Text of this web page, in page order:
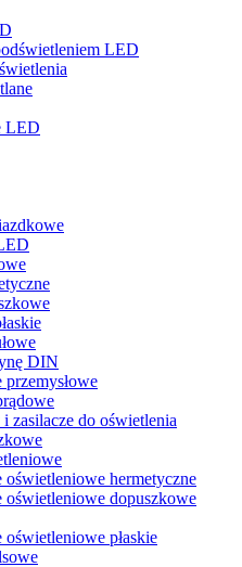
LED
LED
DIN
przemysłowe
zasilacze do oświetlenia
oświetleniowe hermetyczne
oświetleniowe dopuszkowe
oświetleniowe płaskie